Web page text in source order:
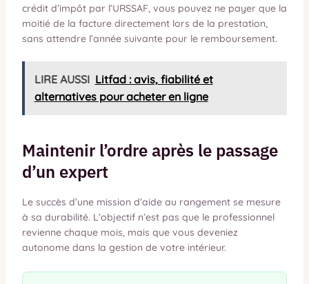
crédit d’impôt par l’URSSAF, vous pouvez ne payer que la
moitié de la facture directement lors de la prestation,
sans attendre l’année suivante pour le remboursement.
LIRE AUSSI Litfad : avis, fiabilité et
alternatives pour acheter en ligne
Maintenir l’ordre après le passage
d’un expert
Le succès d’une mission d’aide au rangement se mesure
à sa durabilité. L’objectif n’est pas que le professionnel
revienne chaque mois, mais que vous deveniez
autonome dans la gestion de votre intérieur.